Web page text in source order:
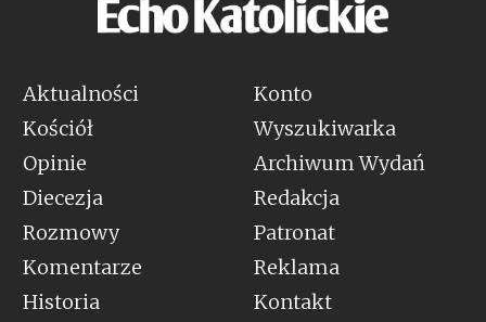
Aktualności
Kościół
Opinie
Diecezja
Rozmowy
Komentarze
Historia
Konto
Wyszukiwarka
Archiwum Wydań
Redakcja
Patronat
Reklama
Kontakt